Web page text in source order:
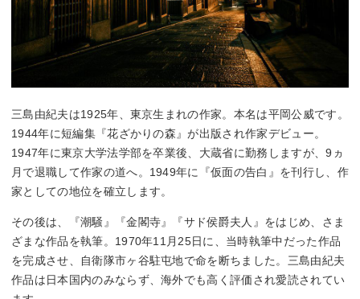
三島由紀夫は1925年、東京生まれの作家。本名は平岡公威です。
1944年に短編集『花ざかりの森』が出版され作家デビュー。
1947年に東京大学法学部を卒業後、大蔵省に勤務しますが、9ヵ
月で退職して作家の道へ。1949年に『仮面の告白』を刊行し、作
家としての地位を確立します。
その後は、『潮騒』『金閣寺』『サド侯爵夫人』をはじめ、さま
ざまな作品を執筆。1970年11月25日に、当時執筆中だった作品
を完成させ、自衛隊市ヶ谷駐屯地で命を断ちました。三島由紀夫
作品は日本国内のみならず、海外でも高く評価され愛読されてい